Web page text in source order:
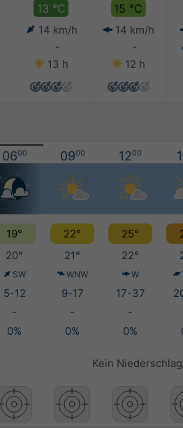
13 °C
14 km/h
-
13 h
15 °C
14 km/h
-
12 h
0600 0900 1200
19° 22° 25°
20° 21° 22°
SW WNW W
5-12 9-17 17-37
- - -
0% 0% 0%
Kein